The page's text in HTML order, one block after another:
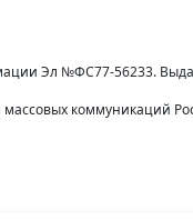
Эл №ФС77-56233.
коммуникаций